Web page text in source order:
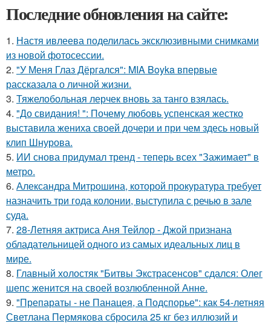
Последние обновления на сайте:
1. Настя ивлеева поделилась эксклюзивными снимками
из новой фотосессии.
2. "У Меня Глаз Дёргался": MIA Boyka впервые
рассказала о личной жизни.
3. Тяжелобольная лерчек вновь за танго взялась.
4. "До свидания! ": Почему любовь успенская жестко
выставила жениха своей дочери и при чем здесь новый
клип Шнурова.
5. ИИ снова придумал тренд - теперь всех "Зажимает" в
метро.
6. Александра Митрошина, которой прокуратура требует
назначить три года колонии, выступила с речью в зале
суда.
7. 28-Летняя актриса Аня Тейлор - Джой признана
обладательницей одного из самых идеальных лиц в
мире.
8. Главный холостяк "Битвы Экстрасенсов" сдался: Олег
шепс женится на своей возлюбленной Анне.
9. "Препараты - не Панацея, а Подспорье": как 54-летняя
Светлана Пермякова сбросила 25 кг без иллюзий и